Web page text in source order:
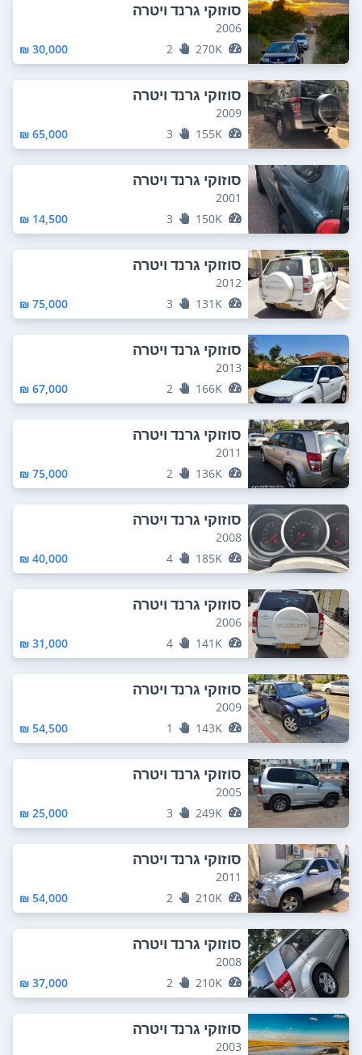
סוזוקי גרנד ויטרה
2006
270K
2
30,000 ₪
סוזוקי גרנד ויטרה
2009
155K
3
65,000 ₪
סוזוקי גרנד ויטרה
2001
150K
3
14,500 ₪
סוזוקי גרנד ויטרה
2012
131K
3
75,000 ₪
סוזוקי גרנד ויטרה
2013
166K
2
67,000 ₪
סוזוקי גרנד ויטרה
2011
136K
2
75,000 ₪
סוזוקי גרנד ויטרה
2008
185K
4
40,000 ₪
סוזוקי גרנד ויטרה
2006
141K
4
31,000 ₪
סוזוקי גרנד ויטרה
2009
143K
1
54,500 ₪
סוזוקי גרנד ויטרה
2005
249K
3
25,000 ₪
סוזוקי גרנד ויטרה
2011
210K
2
54,000 ₪
סוזוקי גרנד ויטרה
2008
210K
2
37,000 ₪
סוזוקי גרנד ויטרה
2003